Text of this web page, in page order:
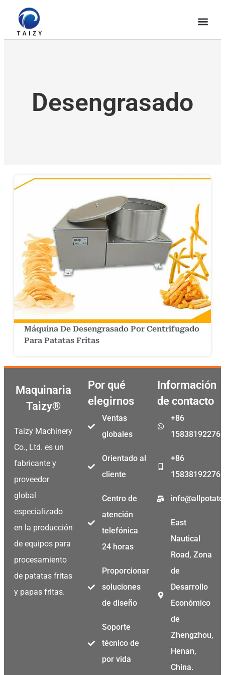
Desengrasado
Máquina De Desengrasado Por Centrifugado
Para Patatas Fritas
Maquinaria
Taizy®
Taizy Machinery
Co., Ltd. es un
fabricante y
proveedor
global
especializado
en la producción
de equipos para
procesamiento
de patatas fritas
y papas fritas.
Por qué
elegirnos
Ventas
globales
Orientado al
cliente
Centro de
atención
telefónica
24 horas
Proporcionar
soluciones
de diseño
Soporte
técnico de
por vida
Información
de contacto
+86
15838192276
+86
15838192276
East
Nautical
Road, Zona
de
Desarrollo
Económico
de
Zhengzhou,
Henan,
China.
Korean
Japanese
Swahili
Malay